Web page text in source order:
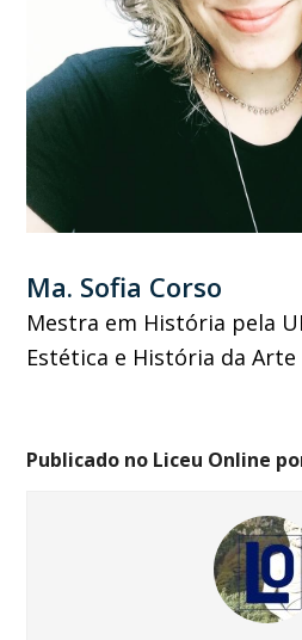
Ma. Sofia Corso
Mestra em História pela
Estética e História da Arte
Publicado no Liceu Online